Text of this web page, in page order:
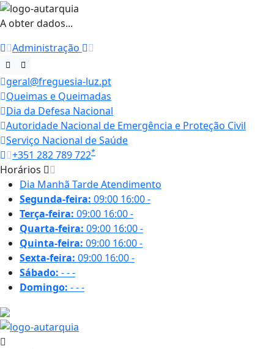
A obter dados...
Administração
geral@freguesia-luz.pt
Queimas e Queimadas
Dia da Defesa Nacional
Autoridade Nacional de Emergência e Proteção Civil
Serviço Nacional de Saúde
+351 282 789 722*
Horários
Dia Manhã TardeAtendimento
Segunda-feira: 09:00 16:00-
Terça-feira: 09:00 16:00-
Quarta-feira: 09:00 16:00-
Quinta-feira: 09:00 16:00-
Sexta-feira: 09:00 16:00-
Sábado: ---
Domingo: ---